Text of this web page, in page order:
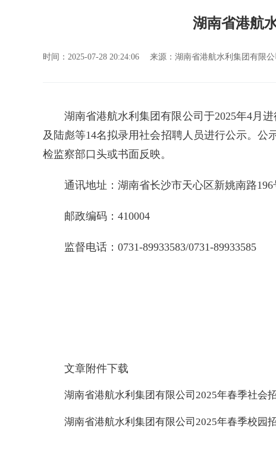
湖南省港航
时间： 2025-07-28 20:24:06 来源： 湖南省港航水利集团有限公
湖南省港航水利集团有限公司于2025年4月
及陆彪等14名拟录用社会招聘人员进行公示。公
检监察部口头或书面反映。
通讯地址：湖南省长沙市天心区新姚南路
邮政编码：410004
监督电话：0731-89933583/0731-89933585
文章附件下载
湖南省港航水利集团有限公司2025年春季社会
湖南省港航水利集团有限公司2025年春季校园